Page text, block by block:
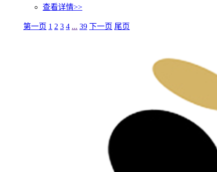
查看详情>>
第一页 1 2 3 4 ... 39 下一页 尾页